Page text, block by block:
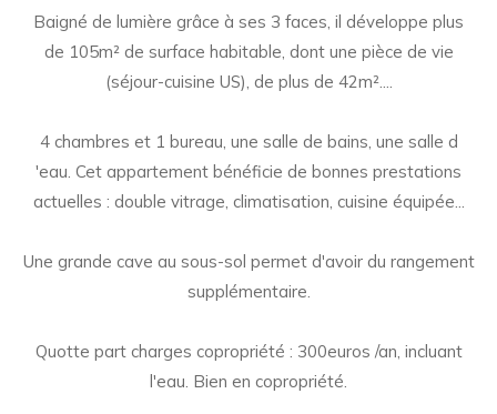
Baigné de lumière grâce à ses 3 faces, il développe plus
de 105m² de surface habitable, dont une pièce de vie
(séjour-cuisine US), de plus de 42m²....
4 chambres et 1 bureau, une salle de bains, une salle d
'eau. Cet appartement bénéficie de bonnes prestations
actuelles : double vitrage, climatisation, cuisine équipée...
Une grande cave au sous-sol permet d'avoir du rangement
supplémentaire.
Quotte part charges copropriété : 300euros /an, incluant
l'eau. Bien en copropriété.